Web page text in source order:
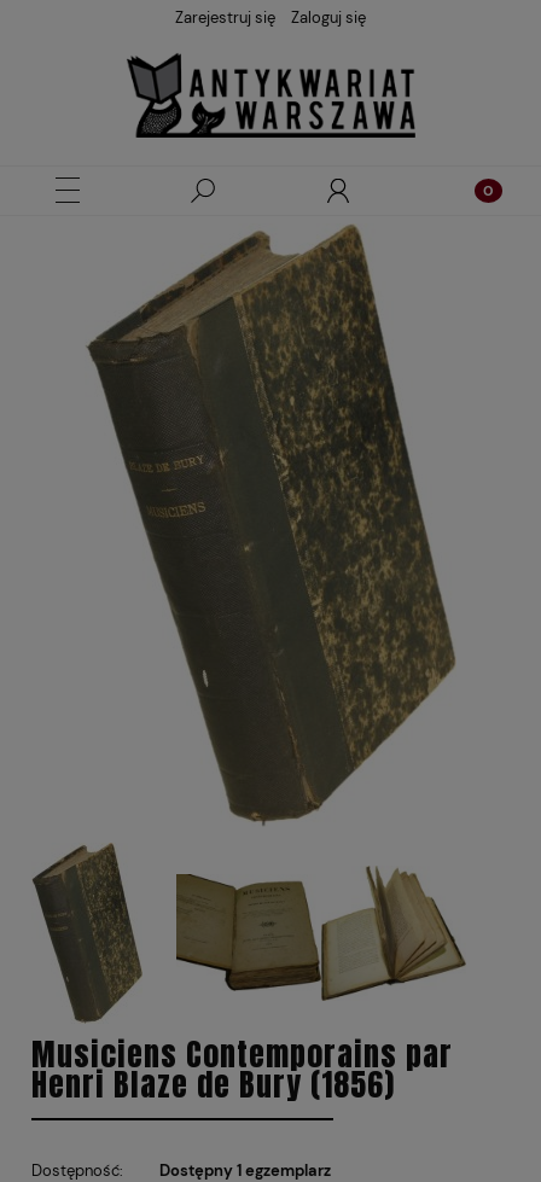
Zarejestruj się Zaloguj się
Musiciens Contemporains par
Henri Blaze de Bury (1856)
Dostępność:
Dostępny 1 egzemplarz